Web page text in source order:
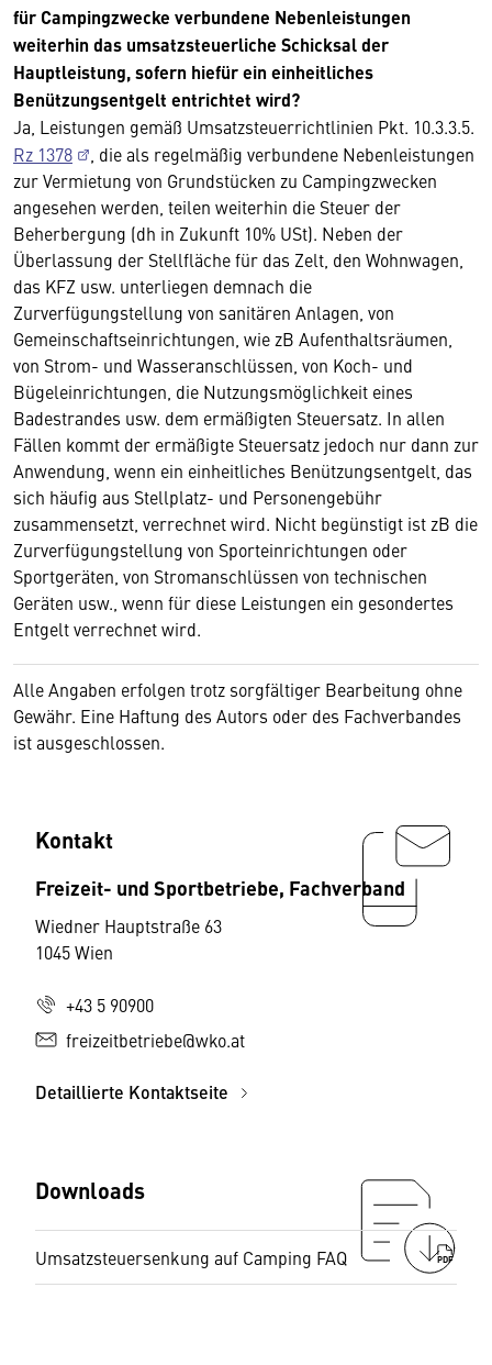
für Campingzwecke verbundene Nebenleistungen
weiterhin das umsatzsteuerliche Schicksal der
Hauptleistung, sofern hiefür ein einheitliches
Benützungsentgelt entrichtet wird?
Ja, Leistungen gemäß Umsatzsteuerrichtlinien Pkt. 10.3.3.5.
Rz 1378
, die als regelmäßig verbundene Nebenleistungen
zur Vermietung von Grundstücken zu Campingzwecken
angesehen werden, teilen weiterhin die Steuer der
Beherbergung (dh in Zukunft 10% USt). Neben der
Überlassung der Stellfläche für das Zelt, den Wohnwagen,
das KFZ usw. unterliegen demnach die
Zurverfügungstellung von sanitären Anlagen, von
Gemeinschaftseinrichtungen, wie zB Aufenthaltsräumen,
von Strom- und Wasseranschlüssen, von Koch- und
Bügeleinrichtungen, die Nutzungsmöglichkeit eines
Badestrandes usw. dem ermäßigten Steuersatz. In allen
Fällen kommt der ermäßigte Steuersatz jedoch nur dann zur
Anwendung, wenn ein einheitliches Benützungsentgelt, das
sich häufig aus Stellplatz- und Personengebühr
zusammensetzt, verrechnet wird. Nicht begünstigt ist zB die
Zurverfügungstellung von Sporteinrichtungen oder
Sportgeräten, von Stromanschlüssen von technischen
Geräten usw., wenn für diese Leistungen ein gesondertes
Entgelt verrechnet wird.
Alle Angaben erfolgen trotz sorgfältiger Bearbeitung ohne
Gewähr. Eine Haftung des Autors oder des Fachverbandes
ist ausgeschlossen.
Kontakt
Freizeit- und Sportbetriebe, Fachverband
Wiedner Hauptstraße 63
1045 Wien
+43 5 90900
freizeitbetriebe@wko.at
Detaillierte Kontaktseite
Downloads
Umsatzsteuersenkung auf Camping FAQ PDF